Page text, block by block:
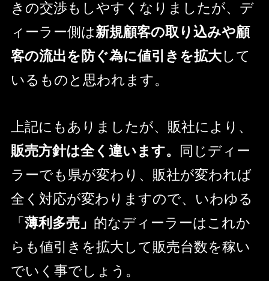
きの交渉もしやすくなりましたが、デ
ィーラー側は新規顧客の取り込みや顧
客の流出を防ぐ為に値引きを拡大して
いるものと思われます。
上記にもありましたが、販社により、
販売方針は全く違います。
同じディー
ラーでも県が変わり、販社が変われば
全く対応が変わりますので、いわゆる
「 薄利多売」 的なディーラーはこれか
らも値引きを拡大して販売台数を稼い
でいく事でしょう。